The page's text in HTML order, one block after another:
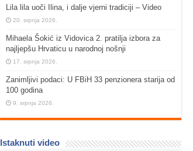
Lila lila uoči Ilina, i dalje vjerni tradiciji – Video
20. srpnja 2026.
Mihaela Šokić iz Vidovica 2. pratilja izbora za
najljepšu Hrvaticu u narodnoj nošnji
17. srpnja 2026.
Zanimljivi podaci: U FBiH 33 penzionera starija od
100 godina
9. srpnja 2026.
Istaknuti video